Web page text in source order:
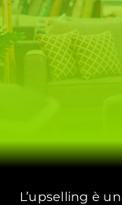
L’upselling è